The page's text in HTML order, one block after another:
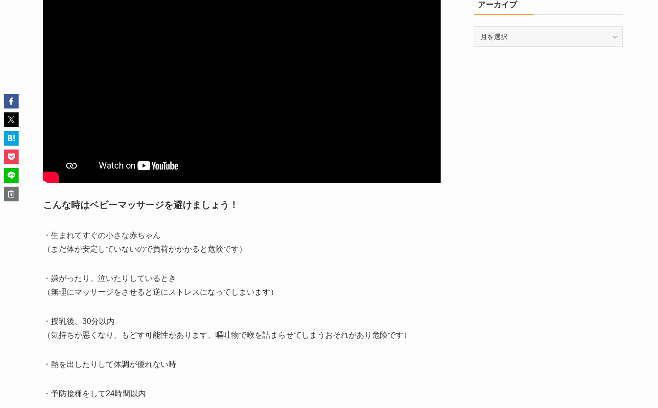
こんな時はベビーマッサージを避けましょう！
・生まれてすぐの小さな赤ちゃん
（まだ体が安定していないので負荷がかかると危険です）
・嫌がったり、泣いたりしているとき
（無理にマッサージをさせると逆にストレスになってしまいます）
・授乳後、30分以内
（気持ちが悪くなり、もどす可能性があります、嘔吐物で喉を詰まらせてしまうおそれがあり危険です）
・熱を出したりして体調が優れない時
・予防接種をして24時間以内
アーカイブ